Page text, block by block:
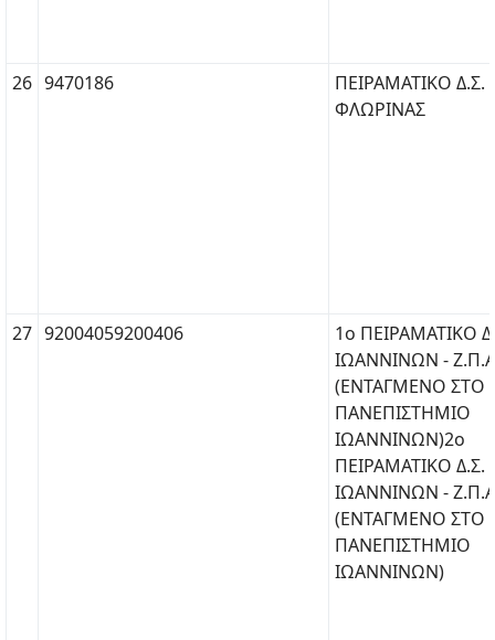
26 9470186
ΠΕΙΡΑΜΑΤΙΚΟ Δ.Σ.
ΦΛΩΡΙΝΑΣ
27 92004059200406
1ο ΠΕΙΡΑΜΑΤΙΚΟ
ΙΩΑΝΝΙΝΩΝ -
(ΕΝΤΑΓΜΕΝΟ ΣΤΟ
ΠΑΝΕΠΙΣΤΗΜΙΟ
ΙΩΑΝΝΙΝΩΝ)2ο
ΠΕΙΡΑΜΑΤΙΚΟ Δ.Σ.
ΙΩΑΝΝΙΝΩΝ -
(ΕΝΤΑΓΜΕΝΟ ΣΤΟ
ΠΑΝΕΠΙΣΤΗΜΙΟ
ΙΩΑΝΝΙΝΩΝ)